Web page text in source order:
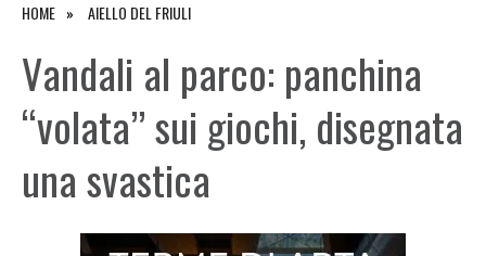
HOME AIELLO DEL FRIULI
Vandali al parco: panchina
“volata” sui giochi, disegnata
una svastica